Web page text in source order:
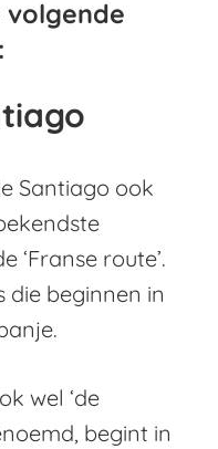
volgende
Santiago ook
‘Franse route’.
die beginnen in
wel ‘de
begint in